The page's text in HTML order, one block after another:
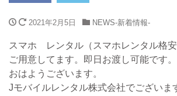
2021年2月5日 NEWS-新着情報-
スマホ レンタル（スマホレンタル格
ご用意してます。即日お渡し可能です。
おはようございます。
Jモバイルレンタル株式会社でございま